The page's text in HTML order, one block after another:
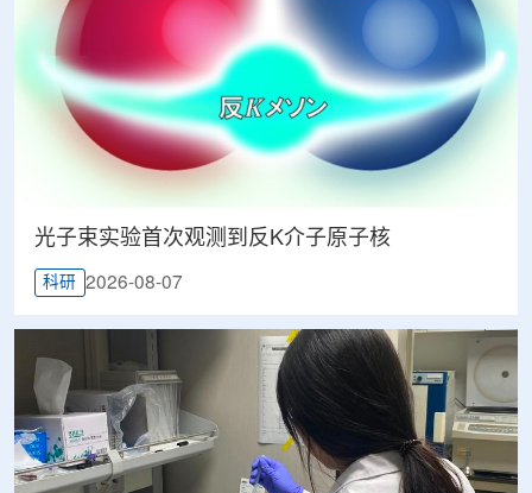
光子束实验首次观测到反K介子原子核
科研 2026-08-07